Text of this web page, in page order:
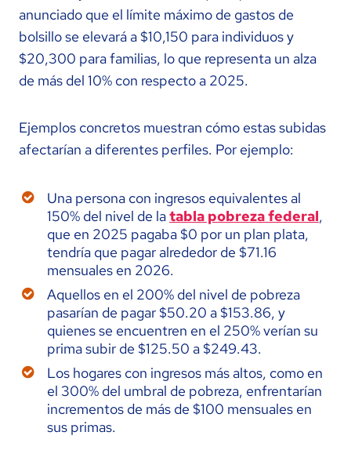
anunciado que el límite máximo de gastos de
bolsillo se elevará a $10,150 para individuos y
$20,300 para familias, lo que representa un alza
de más del 10% con respecto a 2025.
Ejemplos concretos muestran cómo estas subidas
afectarían a diferentes perfiles. Por ejemplo:
Una persona con ingresos equivalentes al
150% del nivel de latabla pobreza federal,
que en 2025 pagaba $0 por un plan plata,
tendría que pagar alrededor de $71.16
mensuales en 2026.
Aquellos en el 200% del nivel de pobreza
pasarían de pagar $50.20 a $153.86, y
quienes se encuentren en el 250% verían su
prima subir de $125.50 a $249.43.
Los hogares con ingresos más altos, como en
el 300% del umbral de pobreza, enfrentarían
incrementos de más de $100 mensuales en
sus primas.